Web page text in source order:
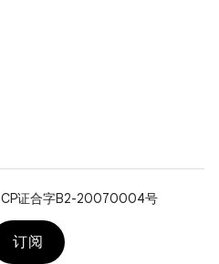
ICP证合字B2-20070004号
订阅